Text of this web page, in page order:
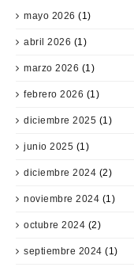
mayo 2026 (1)
abril 2026 (1)
marzo 2026 (1)
febrero 2026 (1)
diciembre 2025 (1)
junio 2025 (1)
diciembre 2024 (2)
noviembre 2024 (1)
octubre 2024 (2)
septiembre 2024 (1)